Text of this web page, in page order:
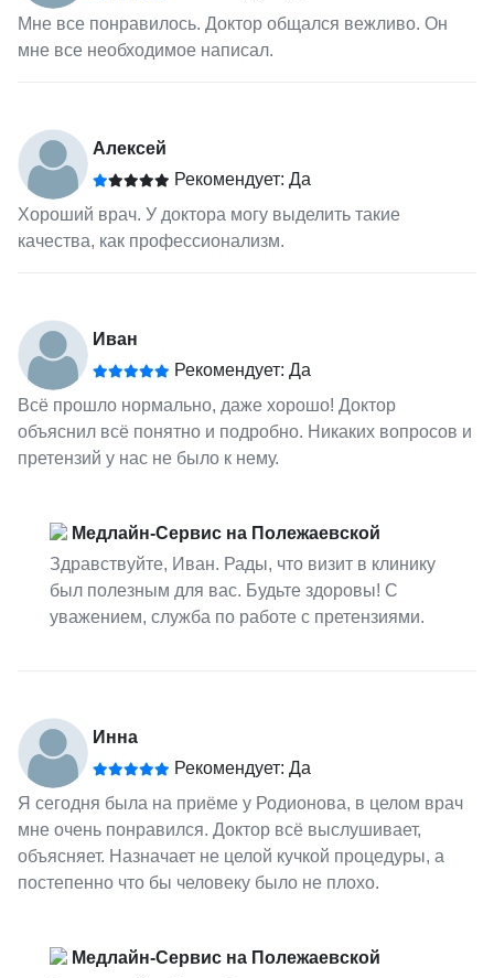
Мне все понравилось. Доктор общался вежливо. Он
мне все необходимое написал.
Алексей
Рекомендует: Да
Хороший врач. У доктора могу выделить такие
качества, как профессионализм.
Иван
Рекомендует: Да
Всё прошло нормально, даже хорошо! Доктор
объяснил всё понятно и подробно. Никаких вопросов и
претензий у нас не было к нему.
Медлайн-Сервис на Полежаевской
Здравствуйте, Иван. Рады, что визит в клинику
был полезным для вас. Будьте здоровы! С
уважением, служба по работе с претензиями.
Инна
Рекомендует: Да
Я сегодня была на приёме у Родионова, в целом врач
мне очень понравился. Доктор всё выслушивает,
объясняет. Назначает не целой кучкой процедуры, а
постепенно что бы человеку было не плохо.
Медлайн-Сервис на Полежаевской